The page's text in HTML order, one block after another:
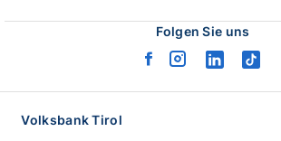
Folgen Sie uns
facebook
instagram
linkedintiktok
Volksbank Tirol